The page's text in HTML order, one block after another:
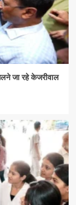
जा रहे केजरीवाल